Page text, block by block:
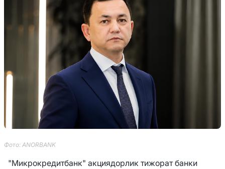
Фото: ANORBANK
"Микрокредитбанк" акциядорлик тижорат банки